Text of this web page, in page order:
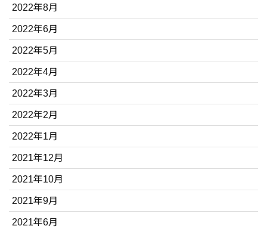
2022年8月
2022年6月
2022年5月
2022年4月
2022年3月
2022年2月
2022年1月
2021年12月
2021年10月
2021年9月
2021年6月